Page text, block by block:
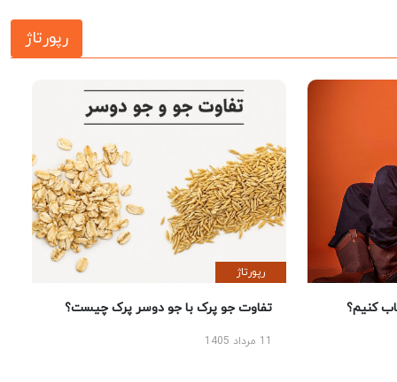
رپورتاژ
کنیم؟
رپورتاژ
تفاوت جو پرک با جو دوسر پرک چیست؟